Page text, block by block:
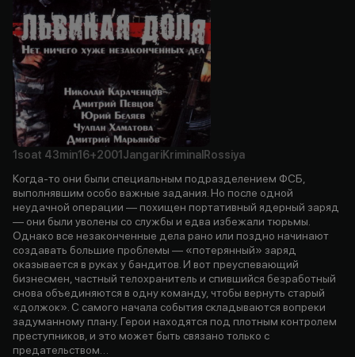
1soat 43min16+2001 JangariKriminal Rossiya
Когда-то они были специальным подразделением ФСБ,
выполнявшим особо важные задания. Но после одной
неудачной операции — похищен портативный ядерный заряд
— они были уволены со службы и едва избежали тюрьмы.
Однако все незаконченные дела рано или поздно начинают
создавать большие проблемы — «потерянный» заряд
оказывается в руках у бандитов. И вот преуспевающий
бизнесмен, частный телохранитель и спившийся безработный
снова объединяются в одну команду, чтобы вернуть старый
«должок». С самого начала события складываются вопреки
задуманному плану. Герои находятся под плотным контролем
преступников, и это может быть связано только с
предательством…